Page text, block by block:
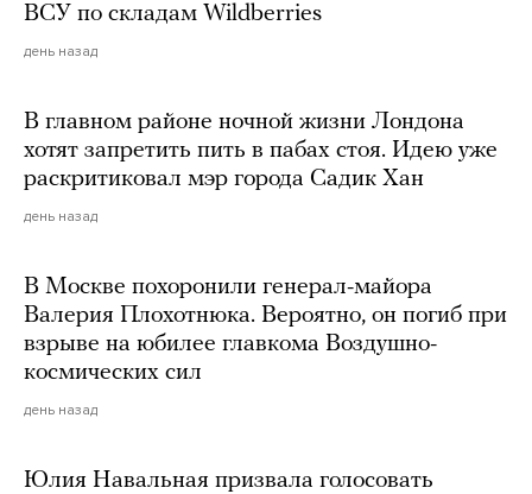
ВСУ по складам Wildberries
день назад
В главном районе ночной жизни Лондона
хотят запретить пить в пабах стоя. Идею уже
раскритиковал мэр города Садик Хан
день назад
В Москве похоронили генерал-майора
Валерия Плохотнюка. Вероятно, он погиб при
взрыве на юбилее главкома Воздушно-
космических сил
день назад
Юлия Навальная призвала голосовать